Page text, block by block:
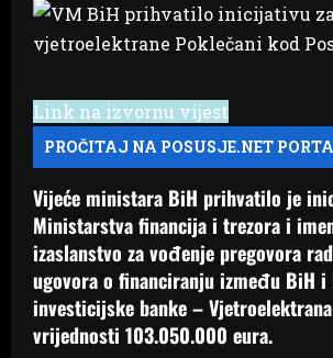
Link na izvornu vijest
Vijeće ministara BiH prihvatilo je
Ministarstva financija i trezora i
izaslanstvo za vođenje pregovora
ugovora o financiranju između BiH i
investicijske banke –
vrijednosti 103.050.000 eura.